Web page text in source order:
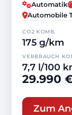
Automatik
Automobile
CO2 KOMB.
175 g/km
VERBRAUCH
7,7 l/100
29.990
Zum